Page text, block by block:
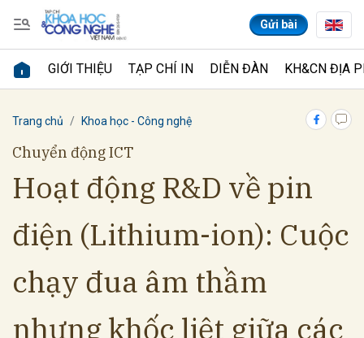
Gửi bài
GIỚI THIỆU TẠP CHÍ IN DIỄN ĐÀN KH&CN ĐỊA
Trang chủ Khoa học - Công nghệ
Chuyển động ICT
Hoạt động R&D về pin
điện (Lithium-ion): Cuộc
chạy đua âm thầm
nhưng khốc liệt giữa các
Gửi bình luận
Hủy